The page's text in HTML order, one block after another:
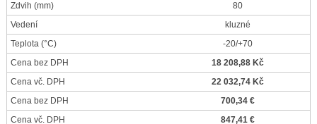
Zdvih (mm)
80
Vedení
kluzné
Teplota (°C)
-20/+70
Cena bez DPH
18 208,88 Kč
Cena vč. DPH
22 032,74 Kč
Cena bez DPH
700,34 €
Cena vč. DPH
847,41 €